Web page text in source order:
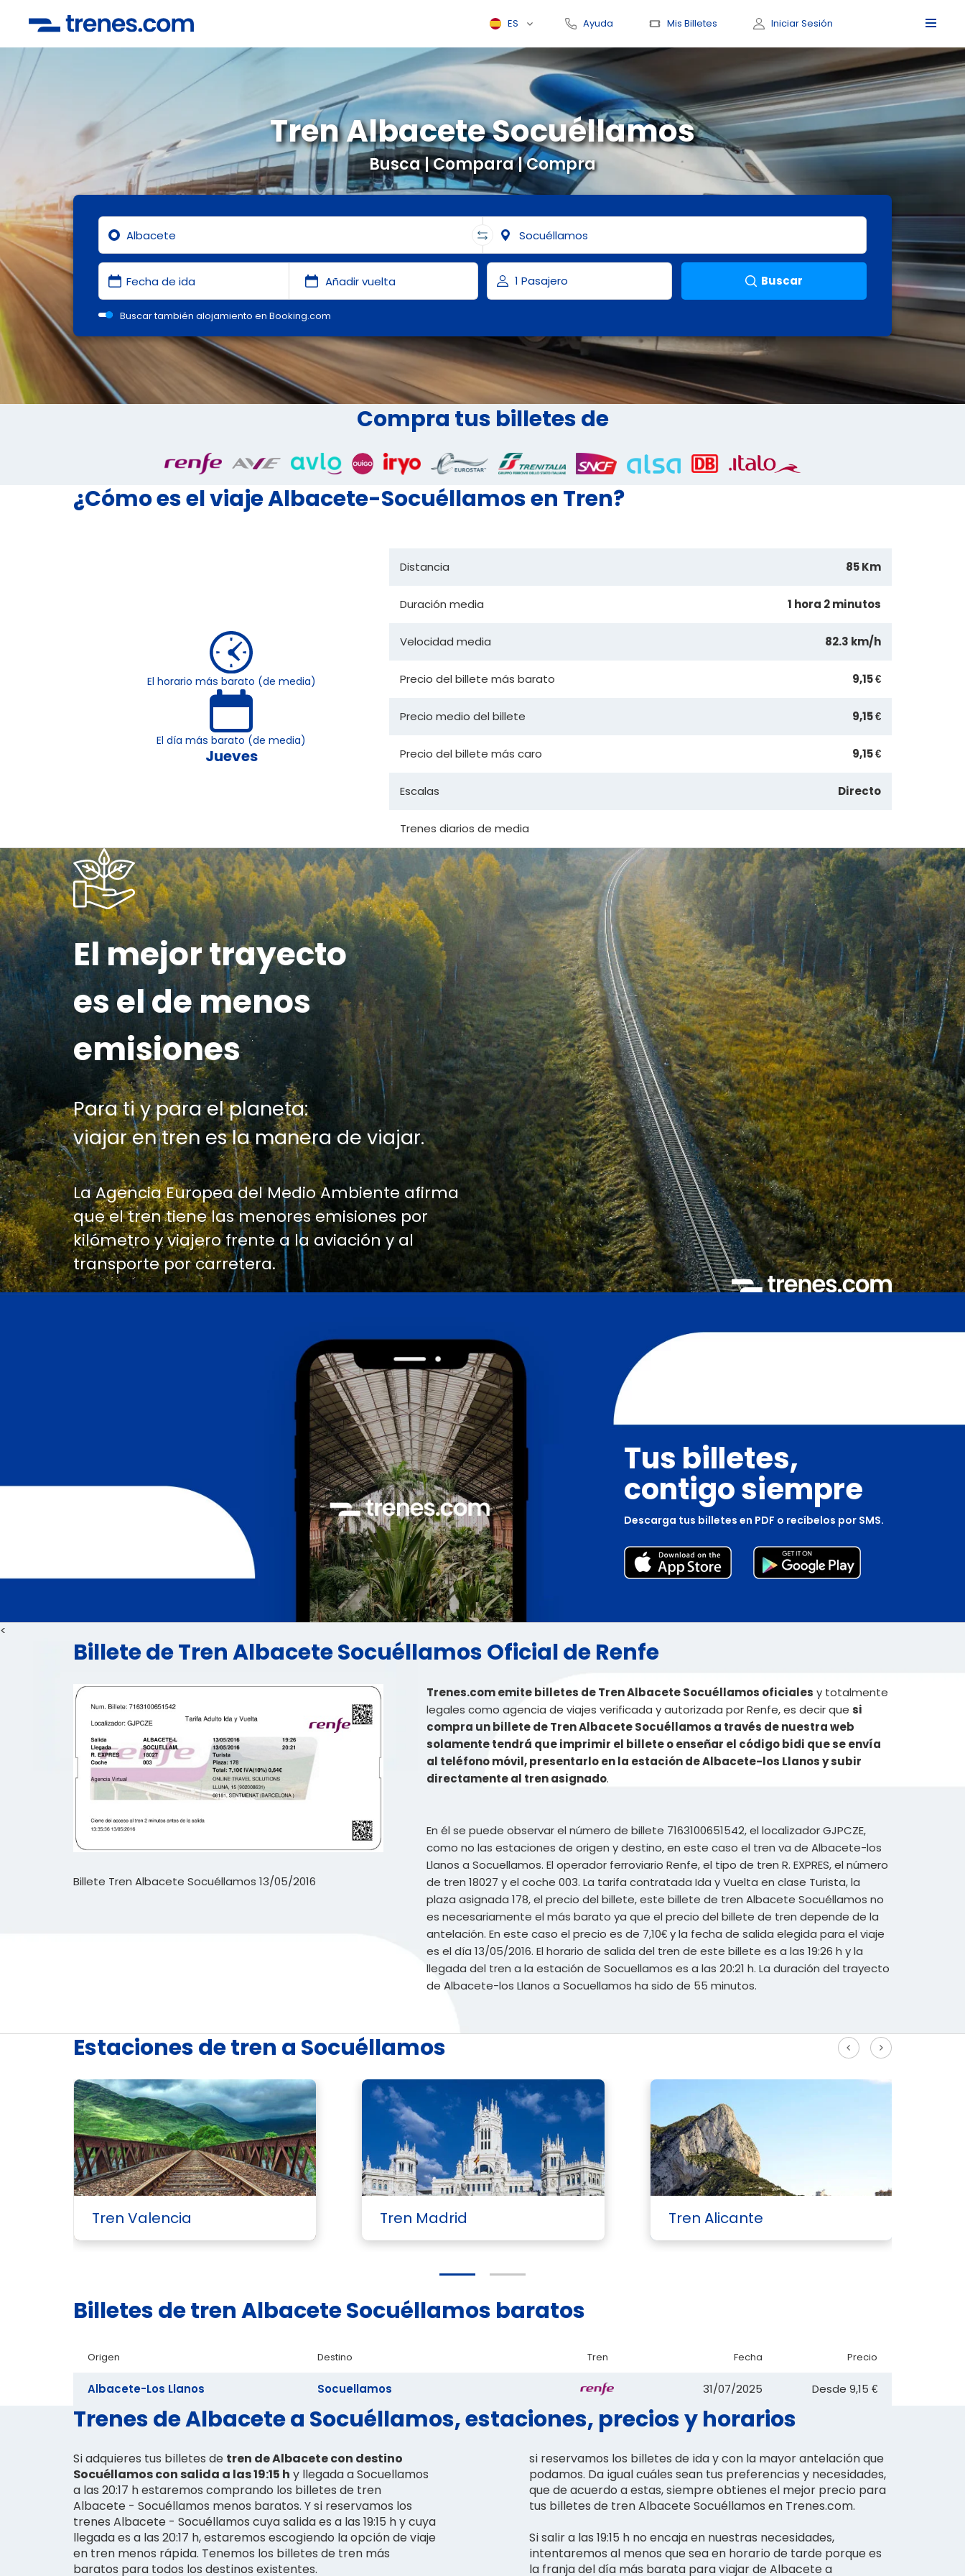
ES Ayuda Mis Billetes Iniciar Sesión
Busca | Compara | Compra
Tren Albacete Socuéllamos
Buscar
Buscar también alojamiento en Booking.com
Compra tus billetes de
¿Cómo es el viaje Albacete-Socuéllamos en Tren?
El horario más barato (de media)
El día más barato (de media)
Jueves
Distancia 85 Km
Duración media 1 hora 2 minutos
Velocidad media 82.3 km/h
Precio del billete más barato 9,15 €
Precio medio del billete 9,15 €
Precio del billete más caro 9,15 €
Escalas Directo
Trenes diarios de media
El mejor trayecto
es el de menos
emisiones
Para ti y para el planeta:
viajar en tren es la manera de viajar.
La Agencia Europea del Medio Ambiente afirma
que el tren tiene las menores emisiones por
kilómetro y viajero frente a la aviación y al
transporte por carretera.
Tus billetes,
contigo siempre
Descarga tus billetes en PDF o recíbelos por SMS.
<
Billete de Tren Albacete Socuéllamos Oficial de Renfe
Billete Tren Albacete Socuéllamos 13/05/2016
Trenes.com emite billetes de Tren Albacete Socuéllamos oficiales y totalmente
legales como agencia de viajes verificada y autorizada por Renfe, es decir que si
compra un billete de Tren Albacete Socuéllamos a través de nuestra web
solamente tendrá que imprimir el billete o enseñar el código bidi que se envía
al teléfono móvil, presentarlo en la estación de Albacete-los Llanos y subir
directamente al tren asignado.
En él se puede observar el número de billete 7163100651542, el localizador GJPCZE,
como no las estaciones de origen y destino, en este caso el tren va de Albacete-los
Llanos a Socuellamos. El operador ferroviario Renfe, el tipo de tren R. EXPRES, el número
de tren 18027 y el coche 003. La tarifa contratada Ida y Vuelta en clase Turista, la
plaza asignada 178, el precio del billete, este billete de tren Albacete Socuéllamos no
es necesariamente el más barato ya que el precio del billete de tren depende de la
antelación. En este caso el precio es de 7,10€ y la fecha de salida elegida para el viaje
es el día 13/05/2016. El horario de salida del tren de este billete es a las 19:26 h y la
llegada del tren a la estación de Socuellamos es a las 20:21 h. La duración del trayecto
de Albacete-los Llanos a Socuellamos ha sido de 55 minutos.
Estaciones de tren a Socuéllamos
Tren Valencia Tren Madrid Tren Alicante
Billetes de tren Albacete Socuéllamos baratos
Origen Destino Tren Fecha Precio
Albacete-Los Llanos Socuellamos 31/07/2025 Desde 9,15 €
Trenes de Albacete a Socuéllamos, estaciones, precios y horarios
Si adquieres tus billetes de tren de Albacete con destino
Socuéllamos con salida a las 19:15 h y llegada a Socuellamos
a las 20:17 h estaremos comprando los billetes de tren
Albacete - Socuéllamos menos baratos. Y si reservamos los
trenes Albacete - Socuéllamos cuya salida es a las 19:15 h y cuya
llegada es a las 20:17 h, estaremos escogiendo la opción de viaje
en tren menos rápida. Tenemos los billetes de tren más
baratos para todos los destinos existentes.
si reservamos los billetes de ida y con la mayor antelación que
podamos. Da igual cuáles sean tus preferencias y necesidades,
que de acuerdo a estas, siempre obtienes el mejor precio para
tus billetes de tren Albacete Socuéllamos en Trenes.com.
Si salir a las 19:15 h no encaja en nuestras necesidades,
intentaremos al menos que sea en horario de tarde porque es
la franja del día más barata para viajar de Albacete a